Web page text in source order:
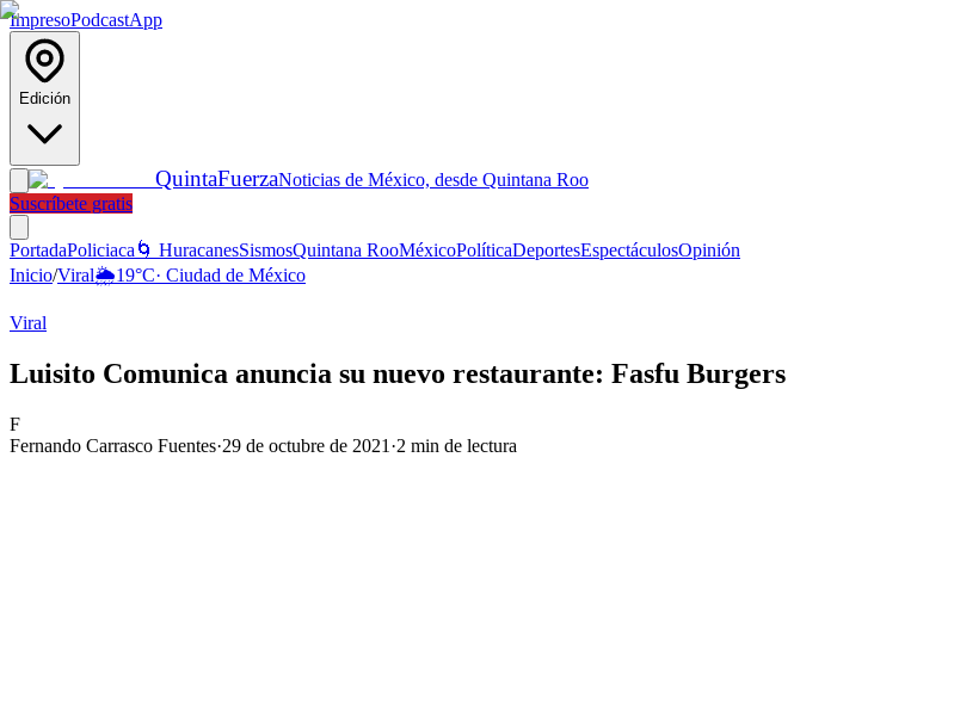
ImpresoPodcastApp
Edición
QuintaFuerzaNoticias de México, desde Quintana Roo
Suscríbete gratis
PortadaPoliciaca 🌀 HuracanesSismosQuintana RooMéxicoPolíticaDeportesEspectáculosOpinión
Inicio/Viral🌦️19°C· Ciudad de México
Viral
Luisito Comunica anuncia su nuevo restaurante: Fasfu Burgers
F
Fernando Carrasco Fuentes·29 de octubre de 2021 ·2 min de lectura